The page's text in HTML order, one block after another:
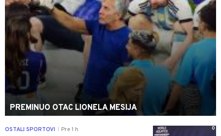
PREMINUO OTAC LIONELA MESIJA
0
OSTALI SPORTOVI Pre 1 h